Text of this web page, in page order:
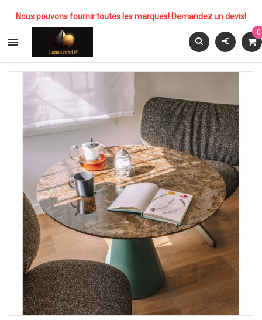
Nous pouvons fournir toutes les marques! Demandez un devis!

0